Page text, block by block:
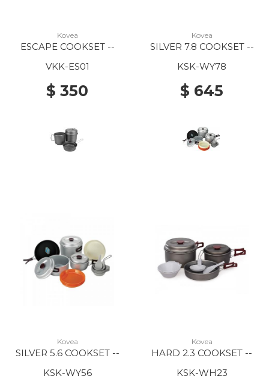
Kovea
ESCAPE COOKSET --
VKK-ES01
$ 350
Kovea
SILVER 7.8 COOKSET --
KSK-WY78
$ 645
Kovea
SILVER 5.6 COOKSET --
KSK-WY56
Kovea
HARD 2.3 COOKSET --
KSK-WH23